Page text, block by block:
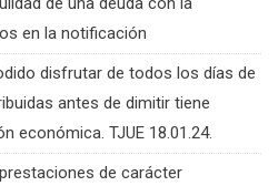
en la notificación
disfrutar de todos los días de
antes de dimitir tiene
económica. TJUE 18.01.24.
de carácter